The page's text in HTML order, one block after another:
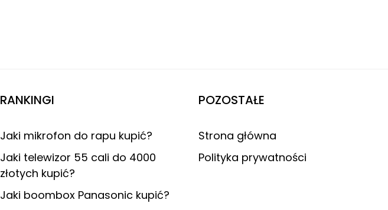
RANKINGI
Jaki mikrofon do rapu kupić?
Jaki telewizor 55 cali do 4000
złotych kupić?
Jaki boombox Panasonic kupić?
POZOSTAŁE
Strona główna
Polityka prywatności